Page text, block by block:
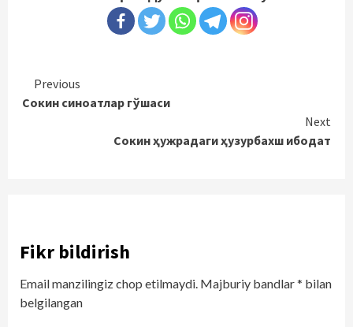
Continue
Reading
Previous
Сокин синоатлар гўшаси
Next
Сокин ҳужрадаги ҳузурбахш ибодат
Fikr bildirish
Email manzilingiz chop etilmaydi. Majburiy bandlar* bilan
belgilangan